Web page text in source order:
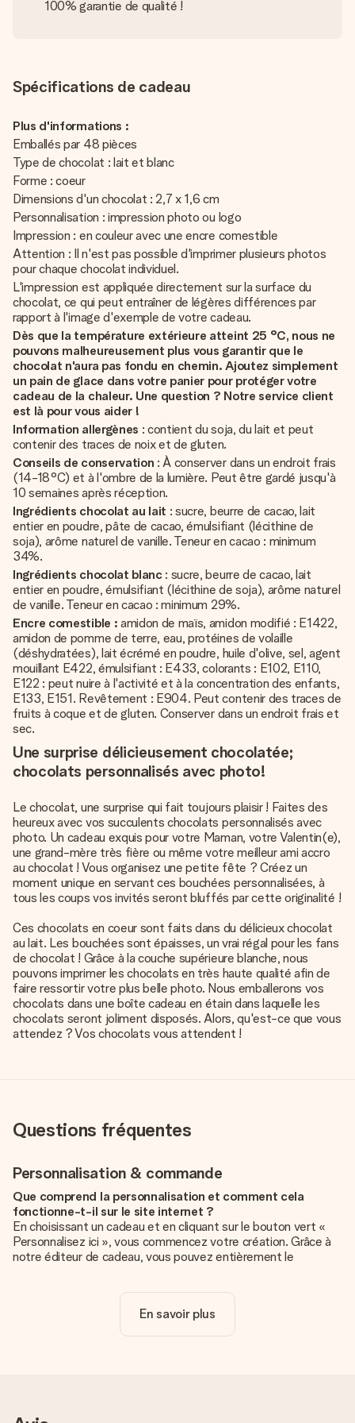
100% garantie de qualité !
Spécifications de cadeau
Plus d'informations :
Emballés par 48 pièces
Type de chocolat : lait et blanc
Forme : coeur
Dimensions d'un chocolat : 2,7 x 1,6 cm
Personnalisation : impression photo ou logo
Impression : en couleur avec une encre comestible
Attention : Il n'est pas possible d'imprimer plusieurs photos
pour chaque chocolat individuel.
L'impression est appliquée directement sur la surface du
chocolat, ce qui peut entraîner de légères différences par
rapport à l'image d'exemple de votre cadeau.
Dès que la température extérieure atteint 25 °C, nous ne
pouvons malheureusement plus vous garantir que le
chocolat n'aura pas fondu en chemin. Ajoutez simplement
un pain de glace dans votre panier pour protéger votre
cadeau de la chaleur. Une question ? Notre service client
est là pour vous aider !
Information allergènes : contient du soja, du lait et peut
contenir des traces de noix et de gluten.
Conseils de conservation : À conserver dans un endroit frais
(14-18°C) et à l'ombre de la lumière. Peut être gardé jusqu'à
10 semaines après réception.
Ingrédients chocolat au lait : sucre, beurre de cacao, lait
entier en poudre, pâte de cacao, émulsifiant (lécithine de
soja), arôme naturel de vanille. Teneur en cacao : minimum
34%.
Ingrédients chocolat blanc: sucre, beurre de cacao, lait
entier en poudre, émulsifiant (lécithine de soja), arôme naturel
de vanille. Teneur en cacao : minimum 29%.
Encre comestible : amidon de maïs, amidon modifié : E1422,
amidon de pomme de terre, eau, protéines de volaille
(déshydratées), lait écrémé en poudre, huile d'olive, sel, agent
mouillant E422, émulsifiant : E433, colorants : E102, E110,
E122 : peut nuire à l'activité et à la concentration des enfants,
E133, E151. Revêtement : E904. Peut contenir des traces de
fruits à coque et de gluten. Conserver dans un endroit frais et
sec.
Une surprise délicieusement chocolatée;
chocolats personnalisés avec photo!
Le chocolat, une surprise qui fait toujours plaisir ! Faites des
heureux avec vos succulents chocolats personnalisés avec
photo. Un cadeau exquis pour votre Maman, votre Valentin(e),
une grand-mère très fière ou même votre meilleur ami accro
au chocolat ! Vous organisez une petite fête ? Créez un
moment unique en servant ces bouchées personnalisées, à
tous les coups vos invités seront bluffés par cette originalité !
Ces chocolats en coeur sont faits dans du délicieux chocolat
au lait. Les bouchées sont épaisses, un vrai régal pour les fans
de chocolat ! Grâce à la couche supérieure blanche, nous
pouvons imprimer les chocolats en très haute qualité afin de
faire ressortir votre plus belle photo. Nous emballerons vos
chocolats dans une boîte cadeau en étain dans laquelle les
chocolats seront joliment disposés. Alors, qu'est-ce que vous
attendez ? Vos chocolats vous attendent !
Questions fréquentes
Personnalisation & commande
Que comprend la personnalisation et comment cela
fonctionne-t-il sur le site internet ?
En choisissant un cadeau et en cliquant sur le bouton vert «
Personnalisez ici », vous commencez votre création. Grâce à
notre éditeur de cadeau, vous pouvez entièrement le
unique pour ajouter une touche finale à votre cadeau.
La personnalisation est-elle comprise dans le prix ?
En savoir plus